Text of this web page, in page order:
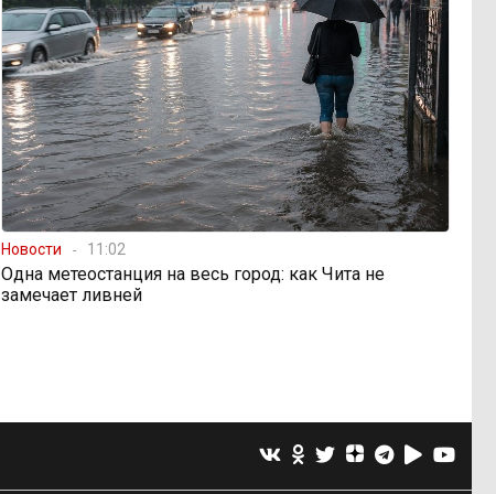
Новости 11:02
Одна метеостанция на весь город: как Чита не
замечает ливней